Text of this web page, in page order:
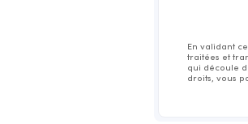
En validant
traitées et
qui découle
droits, vous